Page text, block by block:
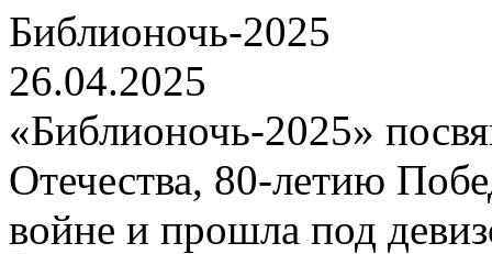
Библионочь-2025
26.04.2025
«Библионочь-2025»
Отечества, 80-летию
войне и прошла под